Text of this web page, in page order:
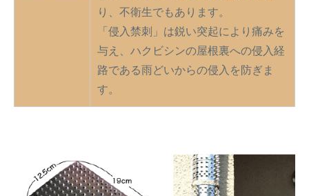
り、不衛生でもあります。
「侵入禁刺」は鋭い突起により痛みを
与え、ハクビシンの屋根裏への侵入経
路である雨どいからの侵入を防ぎま
す。